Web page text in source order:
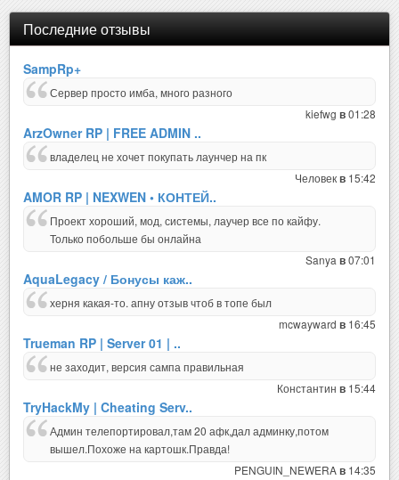
Последние отзывы
SampRp+
Сервер просто имба, много разного
kiefwg в01:28
ArzOwner RP | FREE ADMIN ..
владелец не хочет покупать лаунчер на пк
Человекв 15:42
AMOR RP | NEXWEN • КОНТЕЙ..
Проект хороший, мод, системы, лаучер все по кайфу.
Только побольше бы онлайна
Sanya в07:01
AquaLegacy / Бонусы каж..
херня какая-то. апну отзыв чтоб в топе был
mcwayward в 16:45
Trueman RP | Server 01 | ..
не заходит, версия сампа правильная
Константин в 15:44
TryHackMy | Cheating Serv..
Админ телепортировал,там 20 афк,дал админку,потом
вышел.Похоже на картошк.Правда!
PENGUIN_NEWERAв 14:35